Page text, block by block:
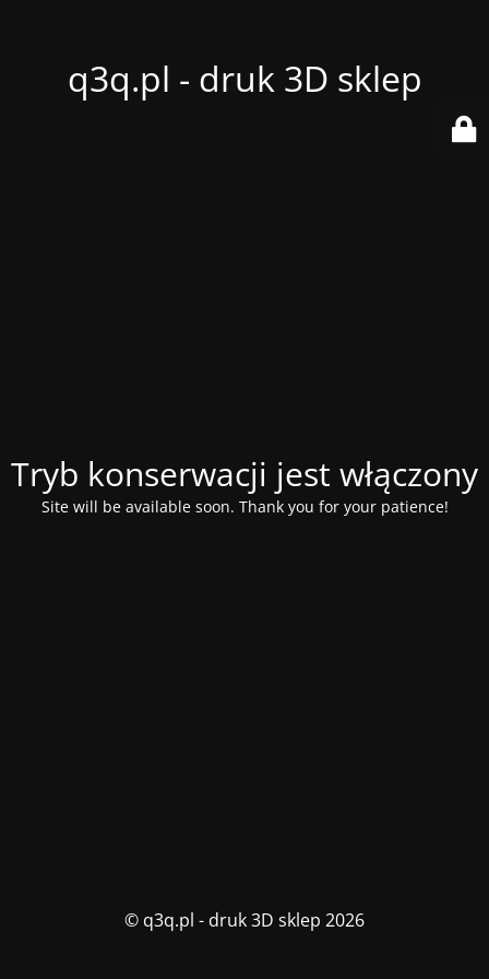
q3q.pl - druk 3D sklep
Tryb konserwacji jest włączony
Site will be available soon. Thank you for your patience!
© q3q.pl - druk 3D sklep 2026